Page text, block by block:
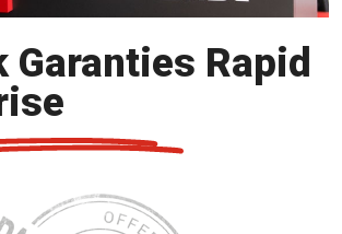
Garanties Rapid